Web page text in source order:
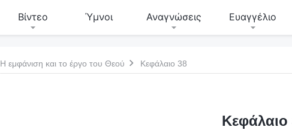
Βίντεο Ύμνοι Αναγνώσεις Ευαγγέλιο
Η εμφάνιση και το έργο του Θεού Κεφάλαιο 38
Κεφάλαιο